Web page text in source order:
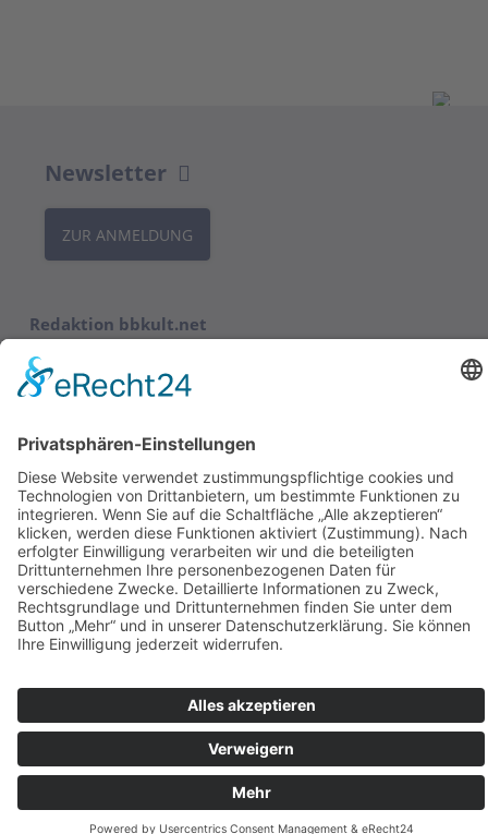
Newsletter
ZUR ANMELDUNG
Redaktion bbkult.net
Centrum Bavaria Bohemia (CeBB)
Dr. Veronika Hofinger
veronika.hofinger@cebb.de
© Copyright
bbkult.net
Kontakt
Impressum
Cookies